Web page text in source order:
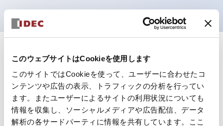
このウェブサイトはCookieを使用します
このサイトではCookieを使って、ユーザーに合わせたコ
ンテンツや広告の表示、トラフィックの分析を行ってい
ます。またユーザーによるサイトの利用状況についても
情報を収集し、ソーシャルメディアや広告配信、データ
解析の各サードパーティに情報を共有しています。ここ
仕様
形状仕様
電気的仕様(照光部定格)